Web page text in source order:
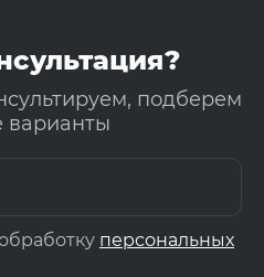
подберем
варианты
персональных